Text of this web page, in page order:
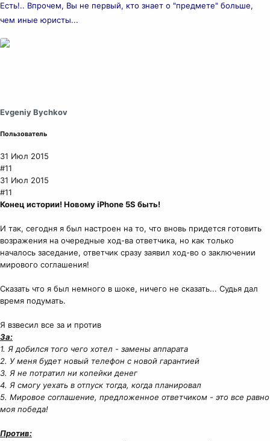
Есть!.. Впрочем, Вы не первый, кто знает о "предмете" больше,
чем иные юристы...
Evgeniy Bychkov
Пользователь
31 Июл 2015
#11
31 Июл 2015
#11
Конец истории! Новому iPhone 5S быть!
И так, сегодня я был настроен на то, что вновь придется готовить
возражения на очередные ход-ва ответчика, но как только
началось заседание, ответчик сразу заявил ход-во о заключении
мирового соглашения!
Сказать что я был немного в шоке, ничего не сказать... Судья дал
время подумать.
Я взвесил все за и против
За:
1. Я добился того чего хотел - замены аппарата
2. У меня будет новый телефон с новой гарантией
3. Я не потратил ни копейки денег
4. Я смогу уехать в отпуск тогда, когда планировал
5. Мировое соглашение, предложенное ответчиком - это все равно
моя победа!
Против: